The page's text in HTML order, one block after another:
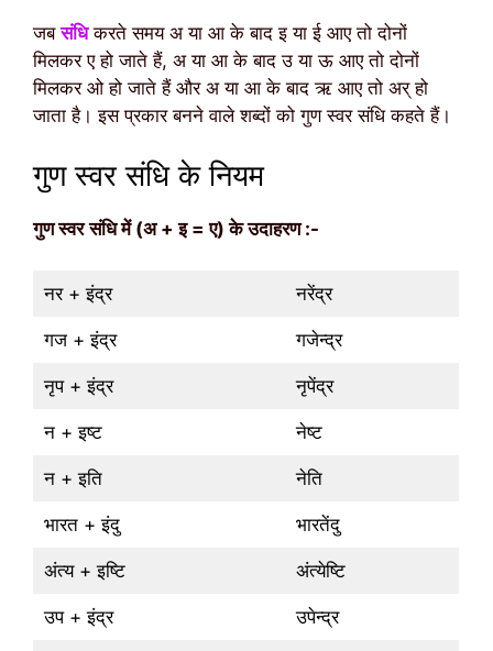
जबसंधिकरते समय अ या आ के बाद इ या ई आए तो दोनों
मिलकर ए हो जाते हैं, अ या आ के बाद उ या ऊ आए तो दोनों
मिलकर ओ हो जाते हैं और अ या आ के बाद ऋ आए तो अर् हो
जाता है। इस प्रकार बनने वाले शब्दों को गुण स्वर संधि कहते हैं।
गुण स्वर संधि के नियम
गुणस्वर संधि में (अ + इ = ए) के उदाहरण :-
नर + इंद्र नरेंद्र
गज + इंद्र गजेन्द्र
नृप + इंद्र नृपेंद्र
न + इष्ट नेष्ट
न + इति नेति
भारत + इंदु भारतेंदु
अंत्य + इष्टि अंत्येष्टि
उप + इंद्र उपेन्द्र